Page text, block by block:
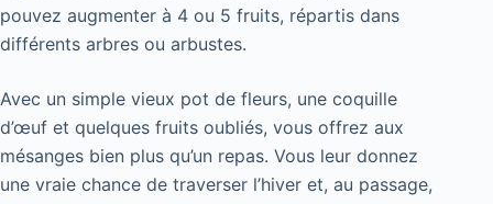
pouvez augmenter à 4 ou 5 fruits, répartis dans
différents arbres ou arbustes.
Avec un simple vieux pot de fleurs, une coquille
d’œuf et quelques fruits oubliés, vous offrez aux
mésanges bien plus qu’un repas. Vous leur donnez
une vraie chance de traverser l’hiver et, au passage,